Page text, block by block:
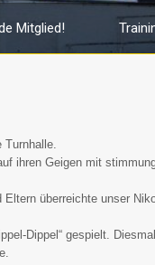
Mitglied!
Turnhalle.
ihren Geigen mit
überreichte unser
Dippel“ gespielt.